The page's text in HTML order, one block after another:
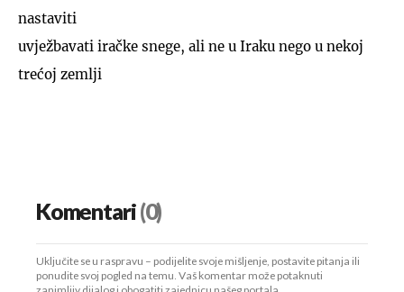
nastaviti
uvježbavati iračke snege, ali ne u Iraku nego u nekoj
trećoj zemlji
Komentari(0)
Uključite se u raspravu – podijelite svoje mišljenje, postavite pitanja ili
ponudite svoj pogled na temu. Vaš komentar može potaknuti